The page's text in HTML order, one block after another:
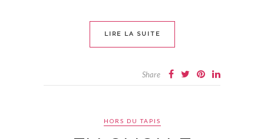
LIRE LA SUITE
Share
HORS DU TAPIS